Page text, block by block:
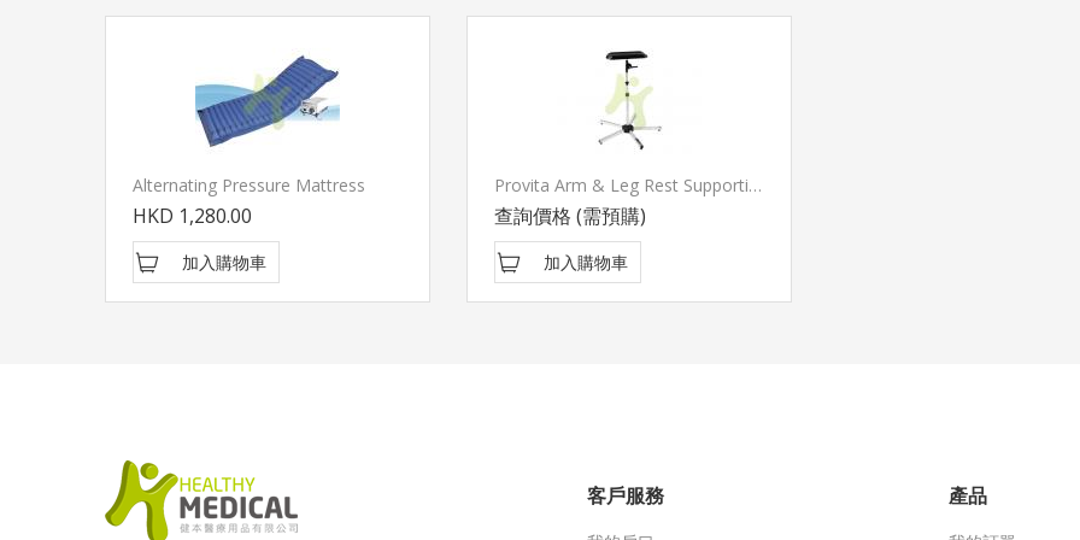
Alternating Pressure Mattress
HKD 1,280.00
加入購物車
Provita Arm & Leg Rest Supporting Stand
查詢價格 (需預購)
加入購物車
客戶服務 產品